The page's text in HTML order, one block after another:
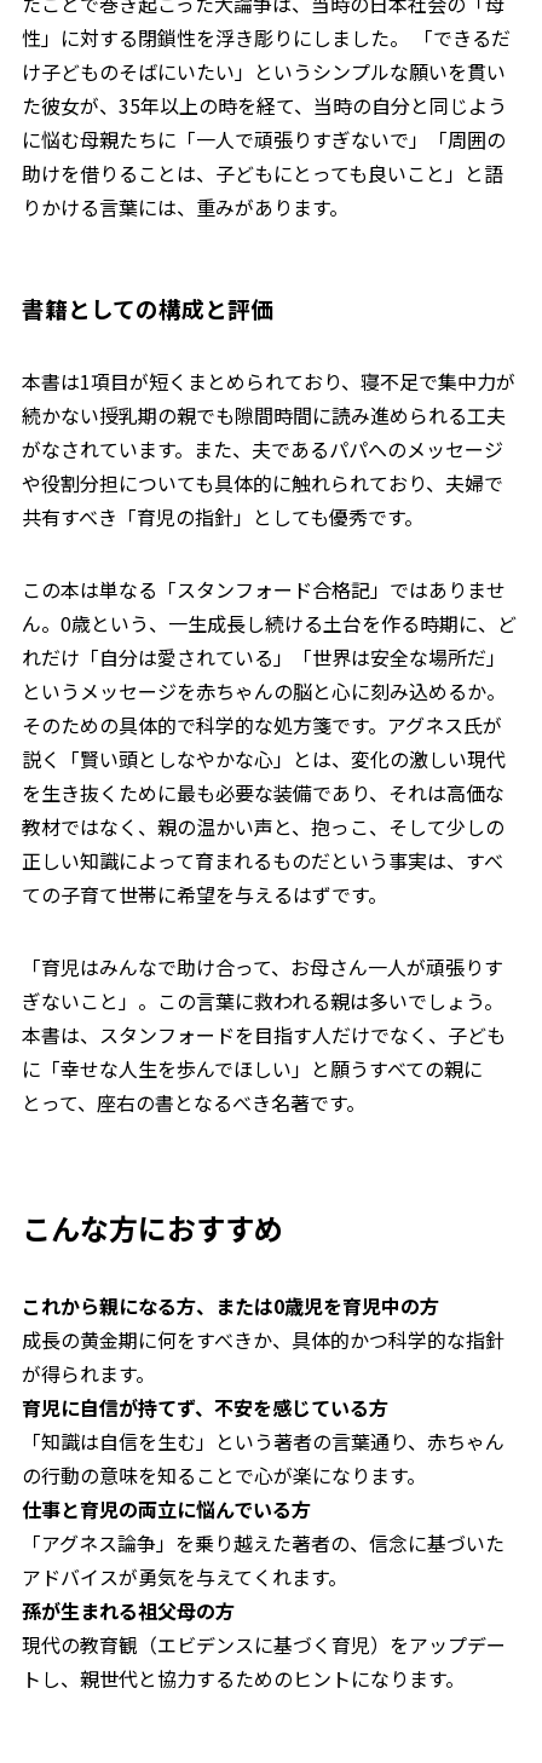
性」に対する閉鎖性を浮き彫りにしました。 「できるだ
け子どものそばにいたい」というシンプルな願いを貫い
た彼女が、35年以上の時を経て、当時の自分と同じよう
に悩む母親たちに「一人で頑張りすぎないで」「周囲の
助けを借りることは、子どもにとっても良いこと」と語
りかける言葉には、重みがあります。
書籍としての構成と評価
本書は1項目が短くまとめられており、寝不足で集中力が
続かない授乳期の親でも隙間時間に読み進められる工夫
がなされています。また、夫であるパパへのメッセージ
や役割分担についても具体的に触れられており、夫婦で
共有すべき「育児の指針」としても優秀です。
この本は単なる「スタンフォード合格記」ではありませ
ん。0歳という、一生成長し続ける土台を作る時期に、ど
れだけ「自分は愛されている」「世界は安全な場所だ」
というメッセージを赤ちゃんの脳と心に刻み込めるか。
そのための具体的で科学的な処方箋です。アグネス氏が
説く「賢い頭としなやかな心」とは、変化の激しい現代
を生き抜くために最も必要な装備であり、それは高価な
教材ではなく、親の温かい声と、抱っこ、そして少しの
正しい知識によって育まれるものだという事実は、すべ
ての子育て世帯に希望を与えるはずです。
「育児はみんなで助け合って、お母さん一人が頑張りす
ぎないこと」。この言葉に救われる親は多いでしょう。
本書は、スタンフォードを目指す人だけでなく、子ども
に「幸せな人生を歩んでほしい」と願うすべての親に
とって、座右の書となるべき名著です。
こんな方におすすめ
これから親になる方、または0歳児を育児中の方
成長の黄金期に何をすべきか、具体的かつ科学的な指針
が得られます。
育児に自信が持てず、不安を感じている方
「知識は自信を生む」という著者の言葉通り、赤ちゃん
の行動の意味を知ることで心が楽になります。
仕事と育児の両立に悩んでいる方
「アグネス論争」を乗り越えた著者の、信念に基づいた
アドバイスが勇気を与えてくれます。
孫が生まれる祖父母の方
現代の教育観（エビデンスに基づく育児）をアップデー
トし、親世代と協力するためのヒントになります。